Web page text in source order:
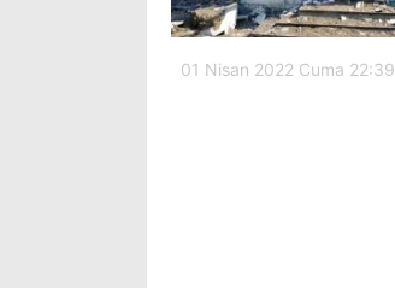
01 Nisan 2022 Cuma 22:39